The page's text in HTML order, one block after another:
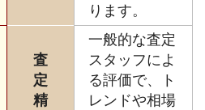
ります。
査
定
精
一般的な査定
スタッフによ
る評価で、ト
レンドや相場